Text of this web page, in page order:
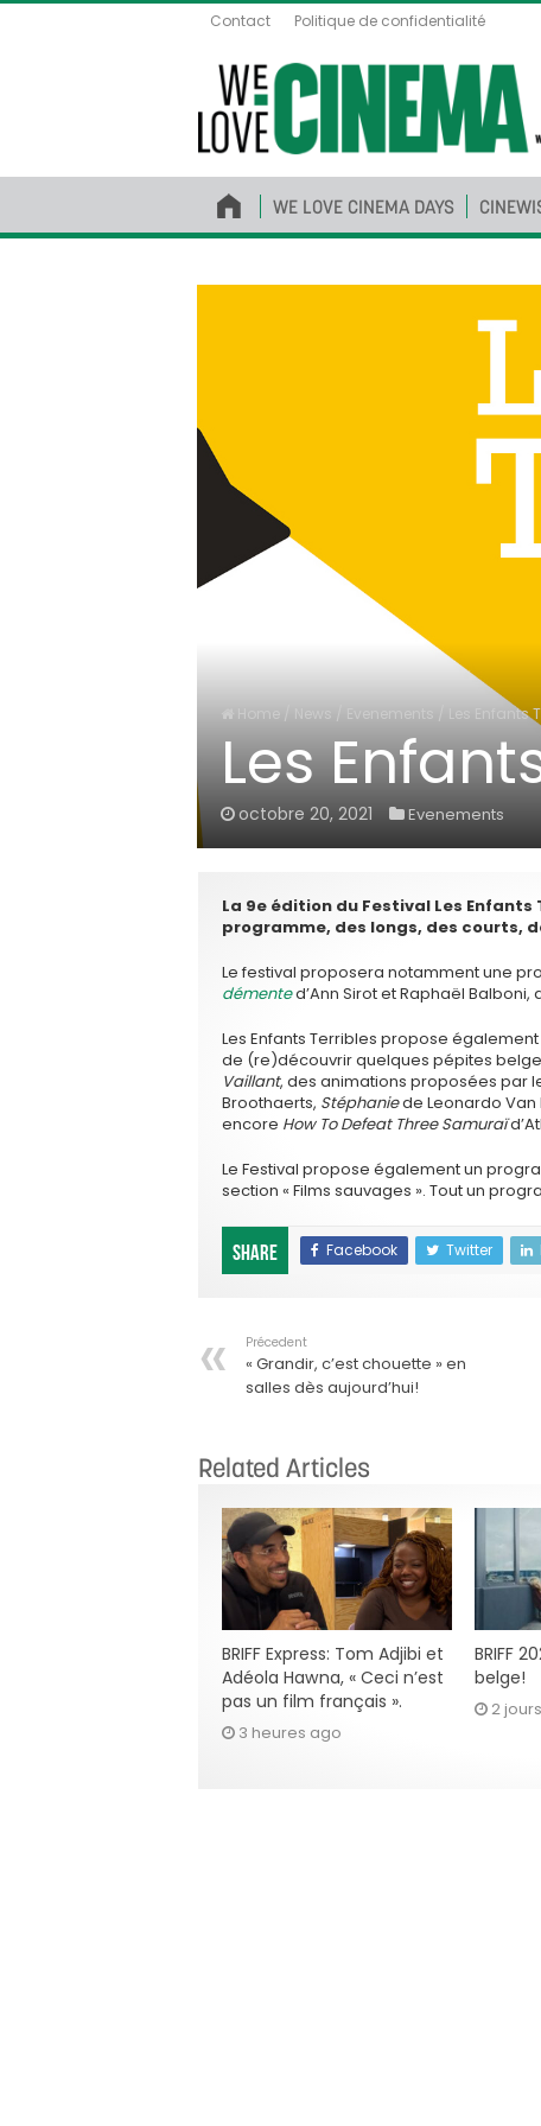
Contact Politique de confidentialité
WE LOVE CINEMA DAYS
Home Les Enfants
Les
octobre 20, 2021 Evenements
La 9e édition du Festival Les
programme, des longs, des courts,
Le festival proposera notamment une
démented’Ann Sirot et Raphaël
Les Enfants Terribles propose
de (re)découvrir quelques pépites
Vaillant, des animations proposées par
Broothaerts, Stéphaniede Leonardo Van
encore How To Defeat Three Samuraï
Le Festival propose également un
section « Films sauvages ». Tout un
Share Facebook Twitter
Précedent
« Grandir, c’est chouette » en
salles dès aujourd’hui!
Related Articles
BRIFF Express: Tom Adjibi et
Adéola Hawna, « Ceci n’est
pas un film français ».
3 heures ago
BRIFF
belge!
2